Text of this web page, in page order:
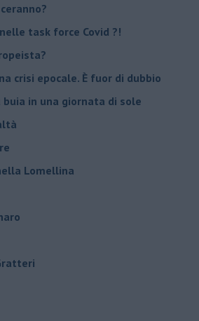
task force Covid ?!
crisi epocale. È fuor di dubbio
in una giornata di sole
Lomellina